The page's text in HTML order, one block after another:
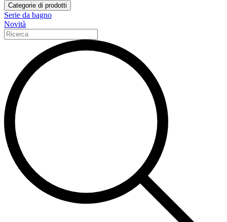
Categorie di prodotti
Serie da bagno
Novità